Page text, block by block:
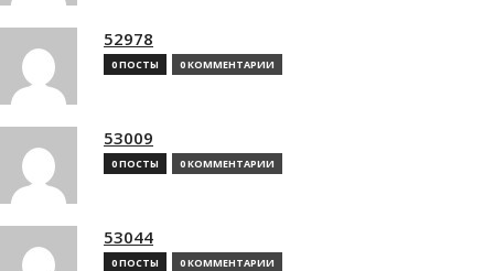
52978
0 ПОСТЫ 0 КОММЕНТАРИИ
53009
0 ПОСТЫ 0 КОММЕНТАРИИ
53044
0 ПОСТЫ 0 КОММЕНТАРИИ